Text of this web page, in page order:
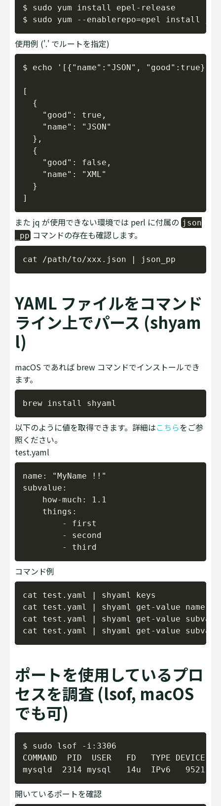
$ sudo yum install epel-release
使用例 ('.' でルートを指定)
$ echo '[{"name":"JSON",
[
  {
    "good": true,
    "name": "JSON"
  },
  {
    "good": false,
    "name": "XML"
  }
また jq が使用できない環境では perl に付属の json
_ppコマンドの存在も確認します。
YAML ファイルをコマンド
ライン上でパース (shyam
l)
macOS であれば brew コマンドでインストールでき
ます。
以下のように値を取得できます。詳細はこちらをご参
照ください。
test.yaml
name: "MyName !!"
subvalue:
    how-much: 1.1
    things:
        - first
        - second
コマンド例
cat test.yaml | shyaml keys
cat test.yaml | shyaml get-value name
cat test.yaml | shyaml get-value
ポートを使用しているプロ
セスを調査 (lsof, macOS
でも可)
$ sudo lsof -i:3306
COMMAND  PID  USER   FD   TYPE DEVICE
開いているポートを確認